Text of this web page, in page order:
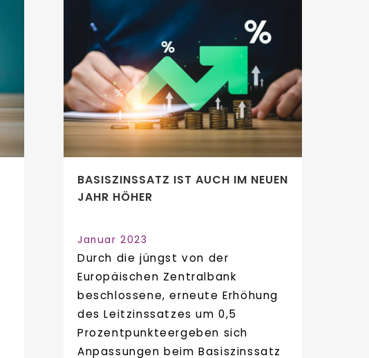
BASISZINSSATZ IST AUCH IM NEUEN
JAHR HÖHER
Januar 2023
Durch die jüngst von der
Europäischen Zentralbank
beschlossene, erneute Erhöhung
des Leitzinssatzes um 0,5
Prozentpunkteergeben sich
Anpassungen beim Basiszinssatz